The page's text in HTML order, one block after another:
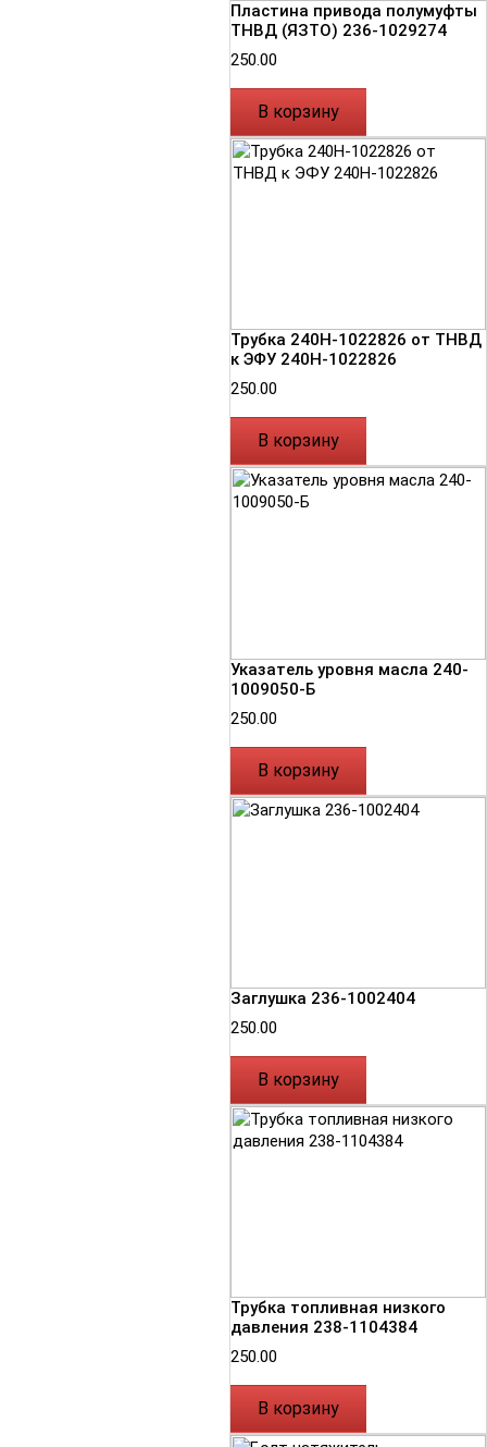
Пластина привода полумуфты
ТНВД (ЯЗТО) 236-1029274
250.00
В корзину
Трубка 240Н-1022826 от ТНВД
к ЭФУ 240Н-1022826
250.00
В корзину
Указатель уровня масла 240-
1009050-Б
250.00
В корзину
Заглушка 236-1002404
250.00
В корзину
Трубка топливная низкого
давления 238-1104384
250.00
В корзину